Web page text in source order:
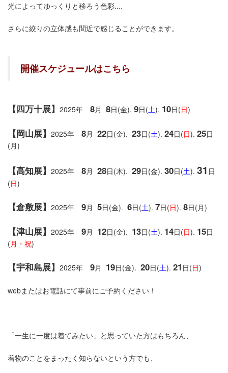
光によってゆっくりと移ろう色彩....
さらに絞りの立体感も間近で感じることができます。
開催スケジュールはこちら
【四万十展】 2025年 8月 8日(金). 9日(土). 10日(日)
【岡山展】 2025年 8月 22日(金). 23日(土). 24日(日). 25日
(月)
【高知展】 2025年 8月 28日(木). 29日(金). 30日(土). 31 日
(日)
【倉敷展】 2025年 9月 5日(金). 6日(土). 7日(日). 8日(月)
【津山展】 2025年 9月 12日(金). 13日(土). 14日(日). 15日
( 月・祝)
【宇和島展】 2025年 9月 19日(金). 20日(土). 21 日(日)
webまたはお電話にて事前にご予約ください！
「一生に一度は着てみたい」と思っていた方はもちろん、
着物のことをまったく知らないという方でも、